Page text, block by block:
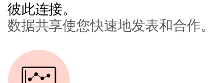
彼此连接。
数据共享使您快速地发表和合作。